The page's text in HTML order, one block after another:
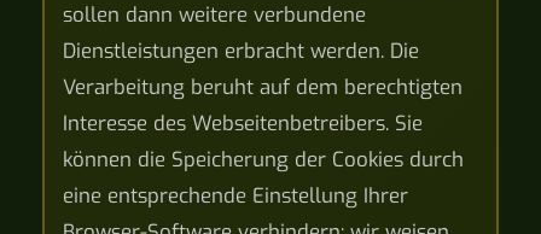
sollen dann weitere verbundene
Dienstleistungen erbracht werden. Die
Verarbeitung beruht auf dem berechtigten
Interesse des Webseitenbetreibers. Sie
können die Speicherung der Cookies durch
eine entsprechende Einstellung Ihrer